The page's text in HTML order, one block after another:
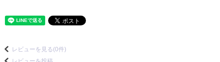
レビューを見る(0件)